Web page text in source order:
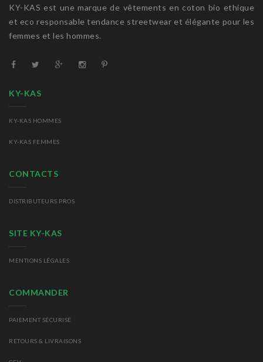
KY-KAS est une marque de vêtements en coton bio ethique
et eco responsable tendance streetwear et élégante pour les
femmes et les hommes.
KY-KAS
KY-KAS HOMMES
KY-KAS FEMMES
CONTACTS
DISTRIBUTEURS PROS
SITE KY-KAS
MENTIONS LÉGALES
COMMANDER
PAIEMENT SÉCURISÉ
RETOURS & LIVRAISONS